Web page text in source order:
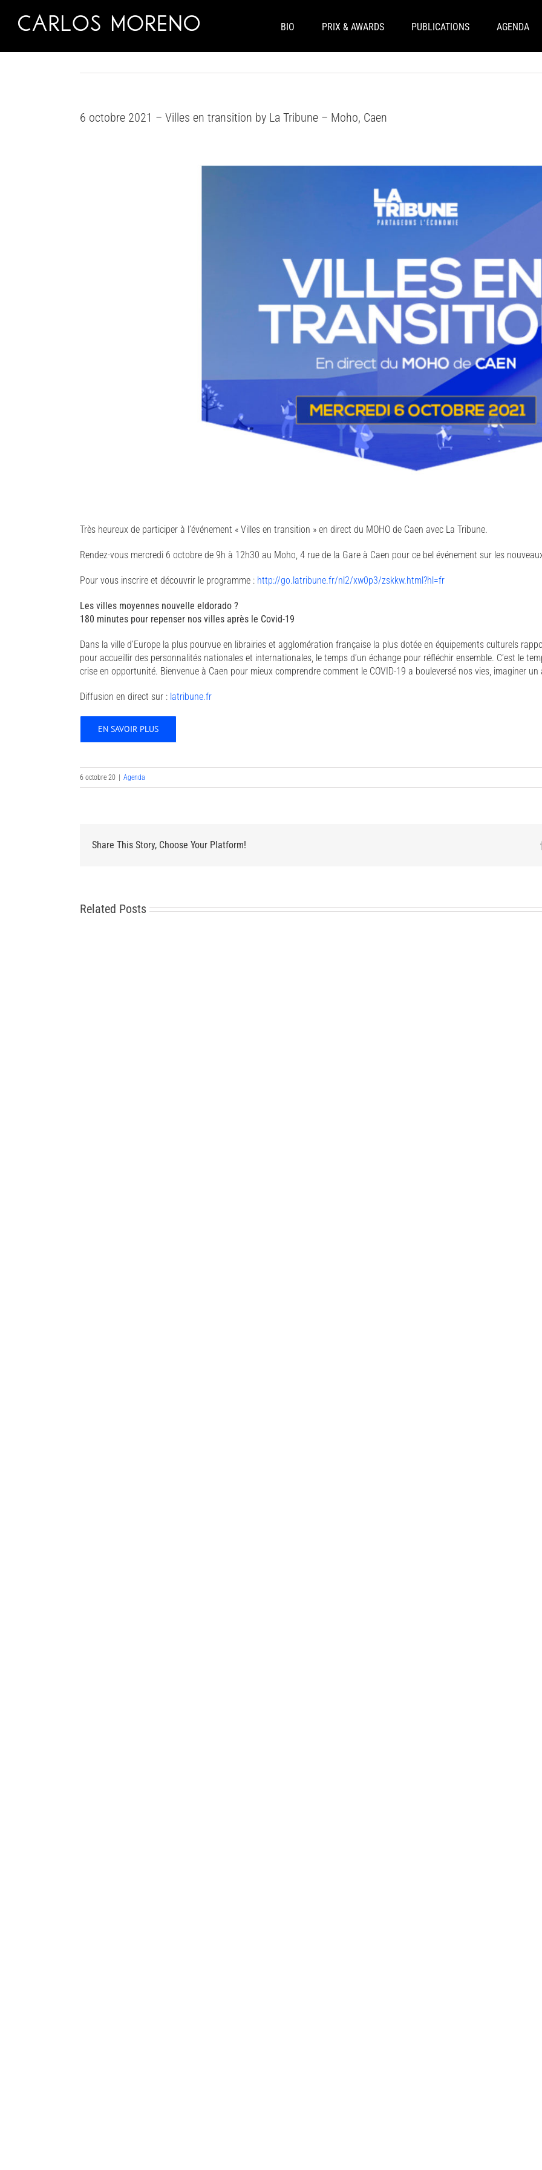
content
BIO PRIX & AWARDS PUBLICATIONS AGENDA
6 octobre 2021 – Villes en transition by La Tribune – Moho, Caen
Très heureux de participer à l’événement « Villes en transition » en direct du MOHO de Caen avec La Tribune.
Rendez-vous mercredi 6 octobre de 9h à 12h30 au Moho, 4 rue de la Gare à Caen pour ce bel événement sur les
Pour vous inscrire et découvrir le programme : http://go.latribune.fr/nl2/xw0p3/zskkw.html?hl=fr
Les villes moyennes nouvelle eldorado ?
180 minutes pour repenser nos villes après le Covid-19
Dans la ville d’Europe la plus pourvue en librairies et agglomération française la plus dotée en équipements culturels
pour accueillir des personnalités nationales et internationales, le temps d’un échange pour réfléchir ensemble. C’est le
crise en opportunité. Bienvenue à Caen pour mieux comprendre comment le COVID-19 a bouleversé nos vies, imaginer un
Diffusion en direct sur : latribune.fr
EN SAVOIR PLUS
6 octobre 20 | Agenda
Share This Story, Choose Your Platform!
Related Posts